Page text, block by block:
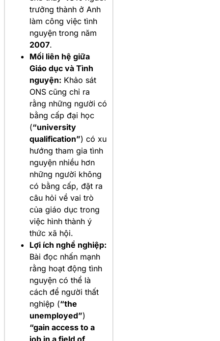
trưởng thành ở Anh
làm công việc tình
nguyện trong năm
2007.
Mối liên hệ giữa
Giáo dục và Tình
nguyện: Khảo sát
ONS cũng chỉ ra
rằng những người có
bằng cấp đại học
(“university
qualification”) có xu
hướng tham gia tình
nguyện nhiều hơn
những người không
có bằng cấp, đặt ra
câu hỏi về vai trò
của giáo dục trong
việc hình thành ý
thức xã hội.
Lợi ích nghề nghiệp:
Bài đọc nhấn mạnh
rằng hoạt động tình
nguyện có thể là
cách để người thất
nghiệp (“the
unemployed”)
“gain access to a
job in a field of